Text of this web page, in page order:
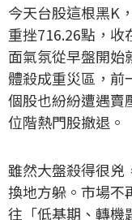
今天台股這根黑K
重挫716.26點，收
面氣氛從早盤開始
體殺成重災區，前
個股也紛紛遭遇賣
位階熱門股撤退。
雖然大盤殺得很兇
換地方躲。市場不
往「低基期、轉機